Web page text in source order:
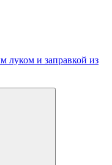
луком и заправкой из